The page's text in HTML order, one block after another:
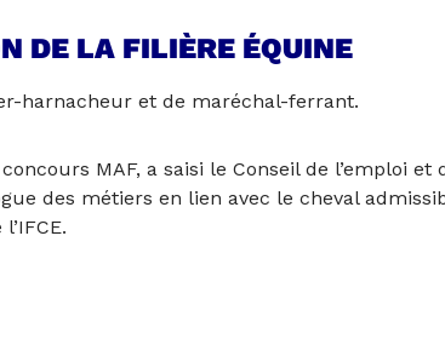
DE LA FILIÈRE ÉQUINE
harnacheur et de maréchal-ferrant.
MAF, a saisi le Conseil de l’emploi et
des métiers en lien avec le cheval